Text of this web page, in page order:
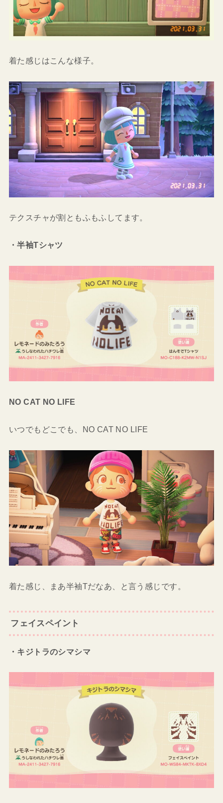
着た感じはこんな様子。
テクスチャが割ともふもふしてます。
・半袖Tシャツ
NO CAT NO LIFE
いつでもどこでも、NO CAT NO LIFE
着た感じ、まあ半袖Tだなあ、と言う感じです。
フェイスペイント
・キジトラのシマシマ